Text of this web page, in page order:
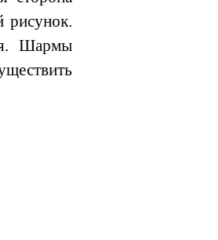
рисунок.
Шармы